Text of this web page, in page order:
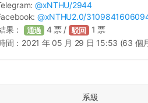
@xNTHU/2944
@xNTHU2.0/
果： 通過 4票 / 駁回 1 票
間： 2021 年 05 月 29 日 15:53 (63 個
系級